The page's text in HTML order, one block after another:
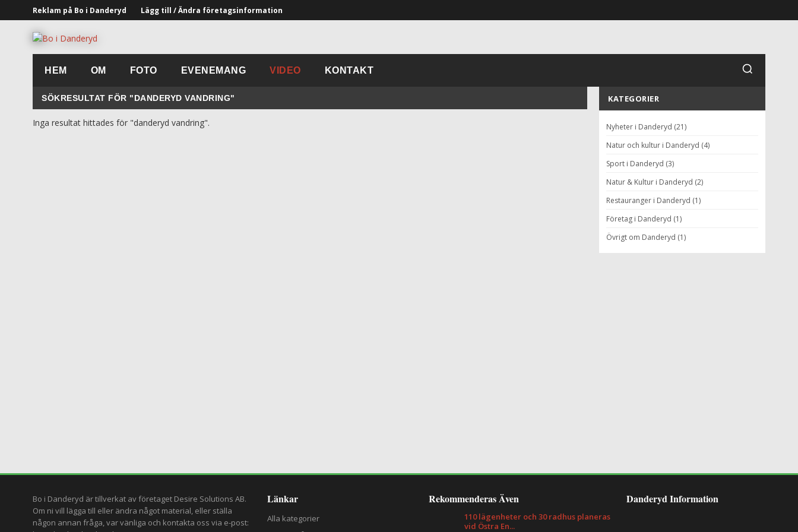
Reklam på Bo i Danderyd Lägg till / Ändra företagsinformation
HEM OM FOTO EVENEMANG VIDEO KONTAKT
SÖKRESULTAT FÖR "DANDERYD VANDRING"
Inga resultat hittades för "danderyd vandring".
KATEGORIER
Nyheter i Danderyd (21)
Natur och kultur i Danderyd (4)
Sport i Danderyd (3)
Natur & Kultur i Danderyd (2)
Restauranger i Danderyd (1)
Företag i Danderyd (1)
Övrigt om Danderyd (1)
Bo i Danderyd är tillverkat av företaget Desire Solutions AB.
Om ni vill lägga till eller ändra något material, eller ställa
någon annan fråga, var vänliga och kontakta oss via e-post:
Länkar
Alla kategorier
Rekommenderas Även
110 lägenheter och 30 radhus planeras
vid Östra En...
Danderyd Information